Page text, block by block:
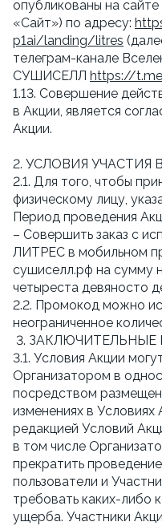
опубликованы на сайте
«Сайт») по адресу:
p1ai/landing/litres
телеграм-канале
СУШИСЕЛЛ https://
1.13. Совершение
в Акции, является
Акции.
2. УСЛОВИЯ УЧАСТИЯ
2.1. Для того, чтобы
физическому лицу,
Период проведения
– Совершить заказ с
ЛИТРЕС в мобильном
сушиселл.рф на сумму
четыреста девяносто
2.2. Промокод можно
неограниченное
3.
3.1. Условия Акции
Организатором в
посредством
изменениях в
редакцией Условий
в том числе
прекратить
пользователи и
требовать каких-либо
ущерба. Участники